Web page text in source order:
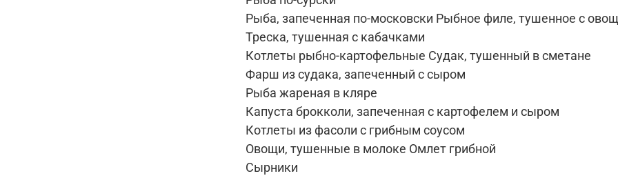
Рыба, запеченная по-московски Рыбное филе, тушенное с
Треска, тушенная с кабачками
Котлеты рыбно-картофельные Судак, тушенный в сметане
Фарш из судака, запеченный с сыром
Рыба жареная в кляре
Капуста брокколи, запеченная с картофелем и сыром
Котлеты из фасоли с грибным соусом
Овощи, тушенные в молоке Омлет грибной
Сырники